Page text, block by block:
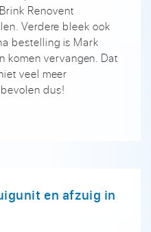
Renovent
Verdere bleek ook
bestelling is Mark
komen vervangen. Dat
veel meer
dus!
en afzuig in